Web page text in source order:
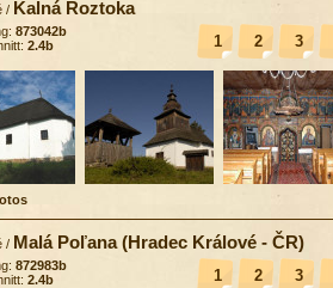
/ Kalná Roztoka
1 2 3
873042b
2.4b
/ Malá Poľana (Hradec Králové - ČR)
1 2 3
872983b
2.4b